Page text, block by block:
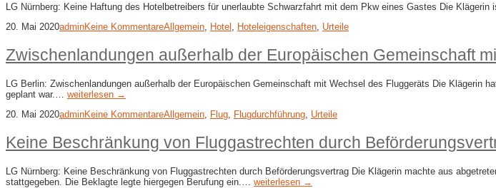
LG Nürnberg: Keine Haftung des Hotelbetreibers für unerlaubte Schwarzfahrt mit dem Pkw eines Gastes Die
20. Mai 2020adminKeine KommentareAllgemein Hotel Hoteleigenschaften Urteile
Zwischenlandungen außerhalb der Europäischen Gemeinschaft
LG Berlin: Zwischenlandungen außerhalb der Europäischen Gemeinschaft mit Wechsel des Fluggeräts Die
geplant war.… weiterlesen →
20. Mai 2020adminKeine KommentareAllgemein Flug Flugdurchführung Urteile
Keine Beschränkung von Fluggastrechten durch
LG Nürnberg: Keine Beschränkung von Fluggastrechten durch Beförderungsvertrag Die Klägerin machte aus
stattgegeben. Die Beklagte legte hiergegen Berufung ein.… weiterlesen →